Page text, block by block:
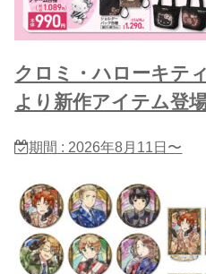
クロミ・ハローキテ
より新作アイテム登
期間 : 2026年8月11日〜